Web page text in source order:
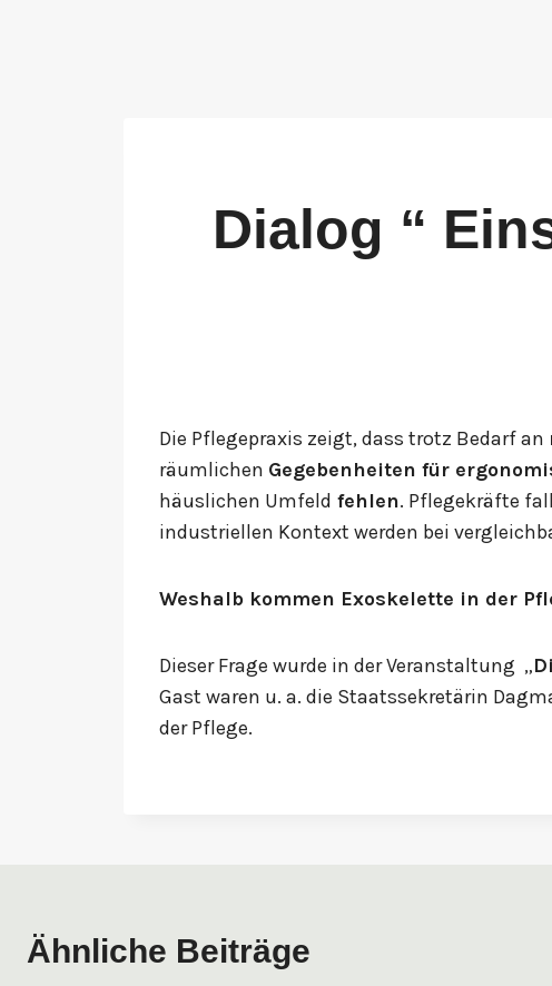
Dialog “
Die Pflegepraxis zeigt, dass trotz Bedarf an
räumlichen Gegebenheiten für
häuslichen Umfeld fehlen. Pflegekräfte
industriellen Kontext werden bei
Weshalb kommen Exoskelette in der
Dieser Frage wurde in der Veranstaltung „
Gast waren u. a. die Staatssekretärin
der Pflege.
Ähnliche Beiträge